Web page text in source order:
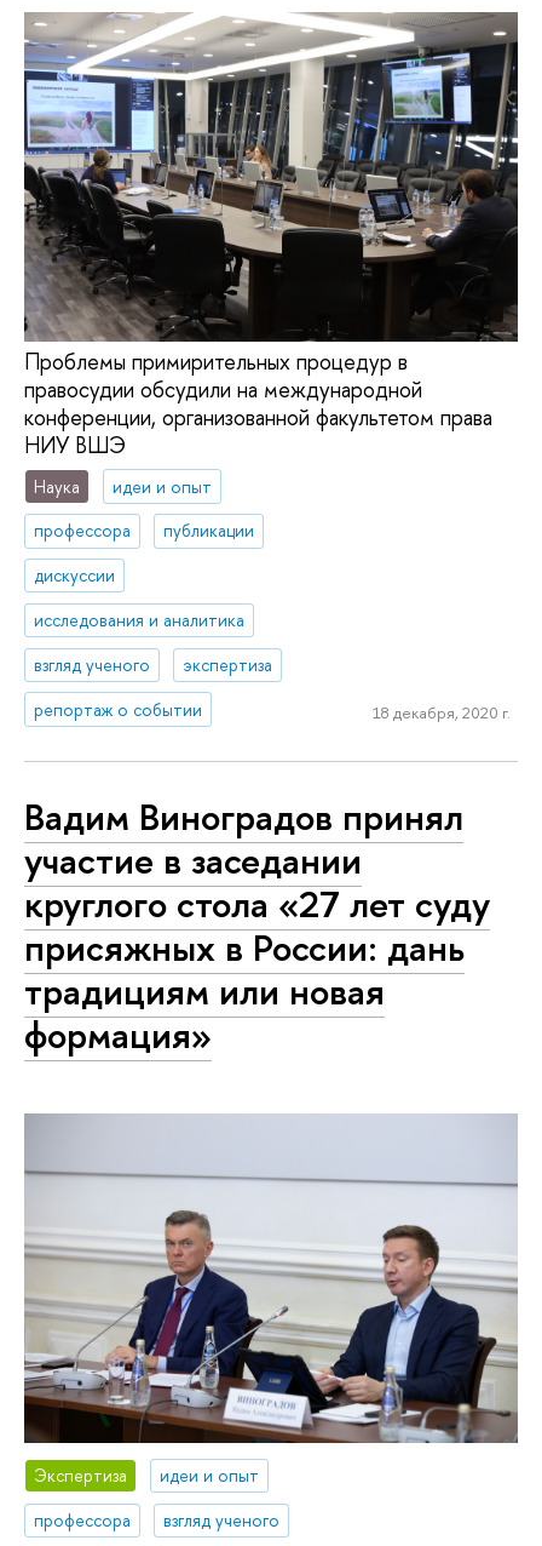
Проблемы примирительных процедур в
правосудии обсудили на международной
конференции, организованной факультетом права
НИУ ВШЭ
Наука
идеи и опыт
профессора
публикации
дискуссии
исследования и аналитика
взгляд ученого
экспертиза
репортаж о событии
18 декабря, 2020 г.
Вадим Виноградов принял
участие в заседании
круглого стола «27 лет суду
присяжных в России: дань
традициям или новая
формация»
Экспертиза
идеи и опыт
профессора
взгляд ученого